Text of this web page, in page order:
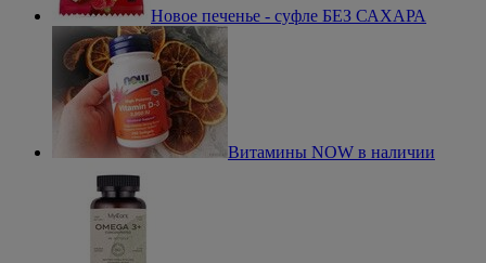
Новое печенье - суфле БЕЗ САХАРА
Витамины NOW в наличии